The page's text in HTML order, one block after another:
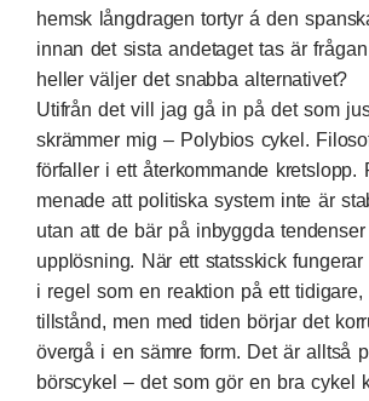
hemsk långdragen tortyr á den
innan det sista andetaget tas är
heller väljer det snabba alternativet?
Utifrån det vill jag gå in på det som
skrämmer mig – Polybios cykel.
förfaller i ett återkommande kretslopp.
menade att politiska system inte är
utan att de bär på inbyggda
upplösning. När ett statsskick
i regel som en reaktion på ett tidigare,
tillstånd, men med tiden börjar det
övergå i en sämre form. Det är alltså
börscykel – det som gör en bra cykel